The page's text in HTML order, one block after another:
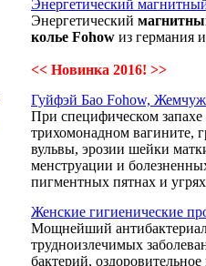
Энергетический
Энергетический
колье Fohow из германия
<< Новинка 2016! >>
Гуйфэй Бао Fohow,
При специфическом
трихомонадном вагините,
вульвы, эрозии шейки
менструации и
пигментных пятнах и
Женские гигиенические
Мощнейший
трудноизлечимых
бактерий, оздоровительное